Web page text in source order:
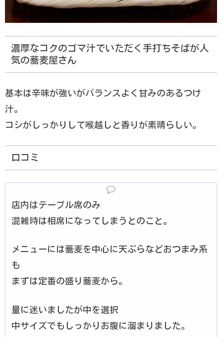
濃厚なコクのゴマ汁でいただく手打ちそばが人
気の蕎麦屋さん
基本は辛味が強いがバランスよく甘みのあるつけ
汁。
コシがしっかりして喉越しと香りが素晴らしい。
口コミ
店内はテーブル席のみ
混雑時は相席になってしまうとのこと。
メニューには蕎麦を中心に天ぷらなどおつまみ系
も
まずは定番の盛り蕎麦から。
量に迷いましたが中を選択
中サイズでもしっかりお腹に溜まりました。